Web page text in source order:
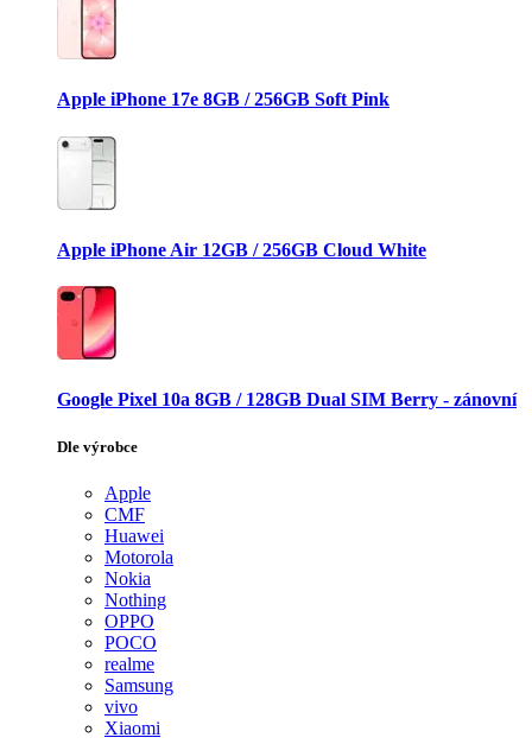
Apple iPhone 17e 8GB / 256GB Soft Pink
Apple iPhone Air 12GB / 256GB Cloud White
Google Pixel 10a 8GB / 128GB Dual SIM Berry - zánovní
Dle výrobce
Apple
CMF
Huawei
Motorola
Nokia
Nothing
OPPO
POCO
realme
Samsung
vivo
Xiaomi